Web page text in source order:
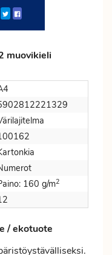
muovikieli
160 g/m2
/ ekotuote